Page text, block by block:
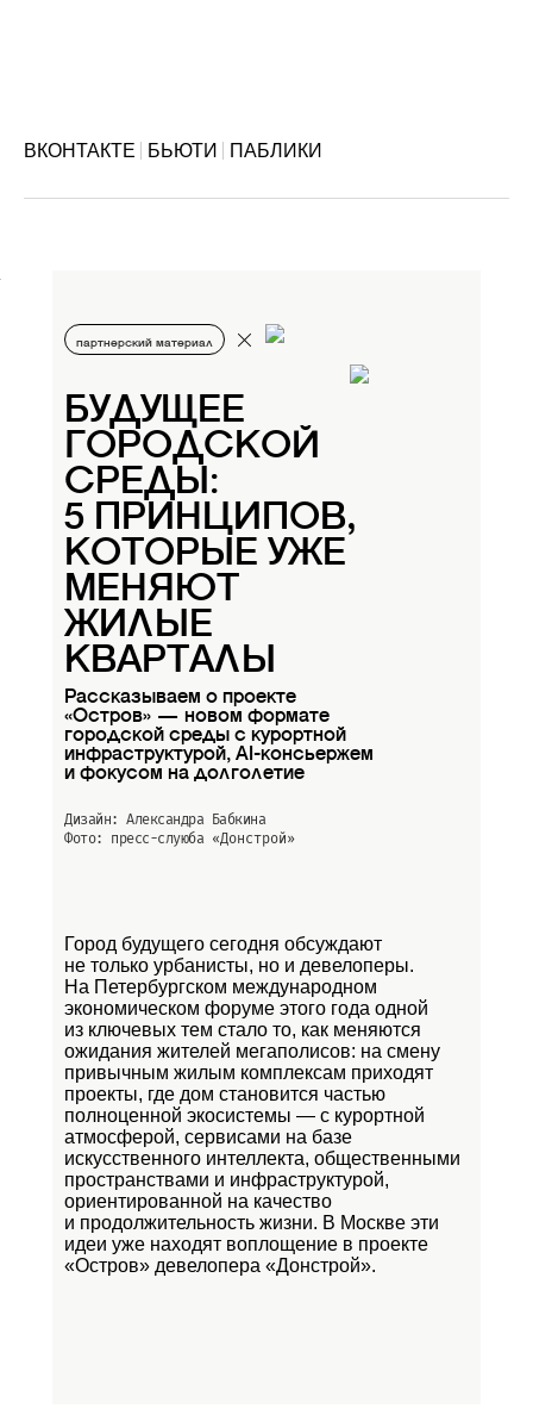
ВКОНТАКТЕ БЬЮТИ ПАБЛИКИ
партнерский материал
БУДУЩЕЕ
ГОРОДСКОЙ
СРЕДЫ:
5 ПРИНЦИПОВ,
КОТОРЫЕ УЖЕ
МЕНЯЮТ
ЖИЛЫЕ
КВАРТАЛЫ
Рассказываем о проекте
«Остров» — новом формате
городской среды с курортной
инфраструктурой, AI-консьержем
и фокусом на долголетие
Дизайн: Александра Бабкина
Фото: пресс-слуюба «Донстрой»
Город будущего сегодня обсуждают
не только урбанисты, но и девелоперы.
На Петербургском международном
экономическом форуме этого года одной
из ключевых тем стало то, как меняются
ожидания жителей мегаполисов: на смену
привычным жилым комплексам приходят
проекты, где дом становится частью
полноценной экосистемы — с курортной
атмосферой, сервисами на базе
искусственного интеллекта, общественными
пространствами и инфраструктурой,
ориентированной на качество
и продолжительность жизни. В Москве эти
идеи уже находят воплощение в проекте
«Остров» девелопера «Донстрой».